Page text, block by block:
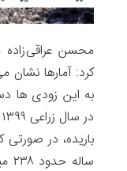
محسن عراقی
کرد: آمار‌ها
به این زودی ها